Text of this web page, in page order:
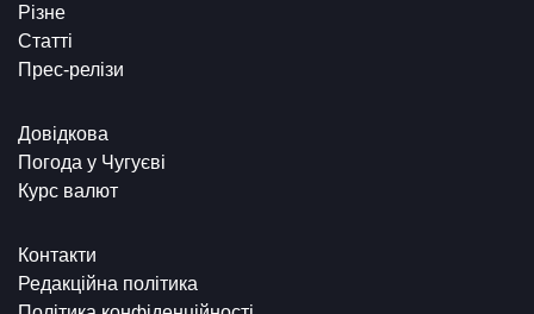
Різне
Статті
Прес-релізи
Довідкова
Погода у Чугуєві
Курс валют
Контакти
Редакційна політика